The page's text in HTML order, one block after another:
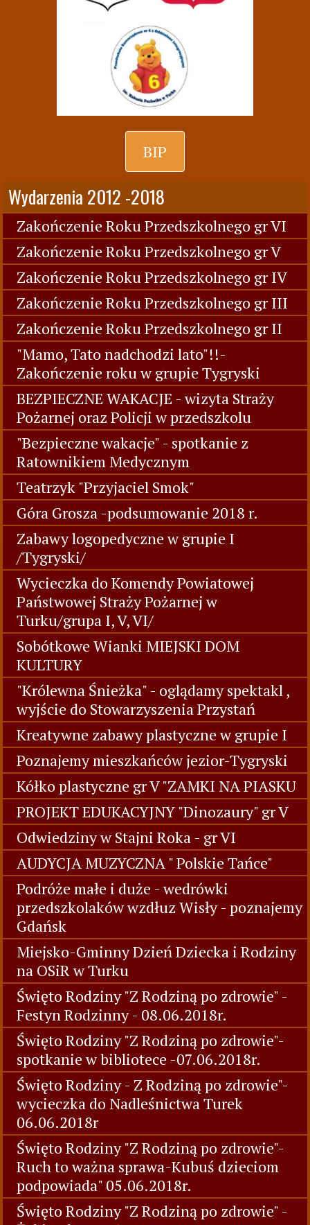
BIP
Wydarzenia 2012 -2018
Zakończenie Roku Przedszkolnego gr VI
Zakończenie Roku Przedszkolnego gr V
Zakończenie Roku Przedszkolnego gr IV
Zakończenie Roku Przedszkolnego gr III
Zakończenie Roku Przedszkolnego gr II
"Mamo, Tato nadchodzi lato"!!-
Zakończenie roku w grupie Tygryski
BEZPIECZNE WAKACJE - wizyta Straży
Pożarnej oraz Policji w przedszkolu
"Bezpieczne wakacje" - spotkanie z
Ratownikiem Medycznym
Teatrzyk "Przyjaciel Smok"
Góra Grosza -podsumowanie 2018 r.
Zabawy logopedyczne w grupie I
/Tygryski/
Wycieczka do Komendy Powiatowej
Państwowej Straży Pożarnej w
Turku/grupa I, V, VI/
Sobótkowe Wianki MIEJSKI DOM
KULTURY
"Królewna Śnieżka" - oglądamy spektakl ,
wyjście do Stowarzyszenia Przystań
Kreatywne zabawy plastyczne w grupie I
Poznajemy mieszkańców jezior-Tygryski
Kółko plastyczne gr V "ZAMKI NA PIASKU
PROJEKT EDUKACYJNY "Dinozaury" gr V
Odwiedziny w Stajni Roka - gr VI
AUDYCJA MUZYCZNA " Polskie Tańce"
Podróże małe i duże - wedrówki
przedszkolaków wzdłuz Wisły - poznajemy
Gdańsk
Miejsko-Gminny Dzień Dziecka i Rodziny
na OSiR w Turku
Święto Rodziny "Z Rodziną po zdrowie" -
Festyn Rodzinny - 08.06.2018r.
Święto Rodziny "Z Rodziną po zdrowie"-
spotkanie w bibliotece -07.06.2018r.
Święto Rodziny - Z Rodziną po zdrowie"-
wycieczka do Nadleśnictwa Turek
06.06.2018r
Święto Rodziny "Z Rodziną po zdrowie"-
Ruch to ważna sprawa-Kubuś dzieciom
podpowiada" 05.06.2018r.
Święto Rodziny "Z Rodziną po zdrowie" -